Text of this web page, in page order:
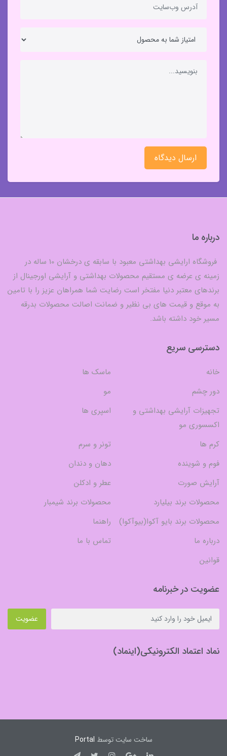
ارسال دیدگاه
درباره ما
فروشگاه ارایشی بهداشتی معبود با سابقه ی درخشان 10 ساله در
زمینه ی عرضه ی مستقیم محصولات بهداشتی و آرایشی اورجینال از
برندهای معتبر دنیا مفتخر است رضایت شما همراهان عزیز را با تامین
به موقع و قیمت های بی نظیر و ضمانت اصالت محصولات بدرقه
مسیر خود داشته باشد.
دسترسی سریع
خانه
ماسک ها
دور چشم
مو
تجهیزات آرایشی بهداشتی و
اکسسوری مو
اسپری ها
کرم ها
تونر و سرم
فوم و شوینده
دهان و دندان
آرایش صورت
عطر و ادکلن
محصولات برند بیلیارد
محصولات برند شیمبار
محصولات برند بایو آکوا(بیوآکوا)
راهنما
درباره ما
تماس با ما
قوانین
عضویت در خبرنامه
عضویت
نماد اعتماد الکترونیکی(اینماد)
ساخت سایت توسط Portal